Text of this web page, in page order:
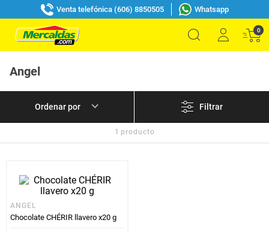
Venta telefónica (606) 8850505 Whatsapp
0
Angel
Filtrar
1 producto
ANGEL
Chocolate CHÉRIR llavero x20 g